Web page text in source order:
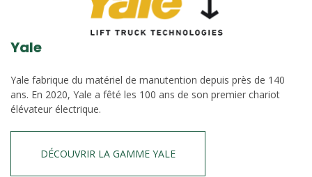
Yale
Yale fabrique du matériel de manutention depuis près de 140
ans. En 2020, Yale a fêté les 100 ans de son premier chariot
élévateur électrique.
DÉCOUVRIR LA GAMME YALE